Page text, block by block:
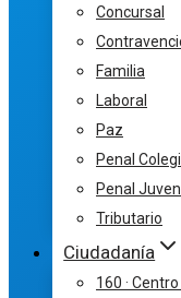
Concursal
Familia
Laboral
Paz
Penal
Penal
Tributario
Ciudadanía
160 ·